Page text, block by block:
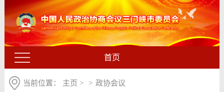
首页
当前位置： 主页 > > 政协会议